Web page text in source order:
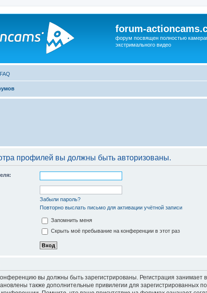
forum-
форум посвящен полностью
экстримального видео
FAQ
профилей вы должны быть авторизованы.
Забыли пароль?
Повторно выслать письмо для активации учётной записи
Запомнить меня
Скрыть моё пребывание на конференции в этот раз
вы должны быть зарегистрированы. Регистрация
также дополнительные привилегии для зарегистрированных